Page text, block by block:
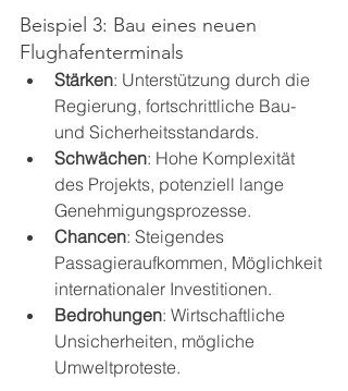
Beispiel 3: Bau eines neuen
Flughafenterminals
Stärken: Unterstützung durch die
Regierung, fortschrittliche Bau-
und Sicherheitsstandards.
Schwächen: Hohe Komplexität
des Projekts, potenziell lange
Genehmigungsprozesse.
Chancen: Steigendes
Passagieraufkommen, Möglichkeit
internationaler Investitionen.
Bedrohungen: Wirtschaftliche
Unsicherheiten, mögliche
Umweltproteste.